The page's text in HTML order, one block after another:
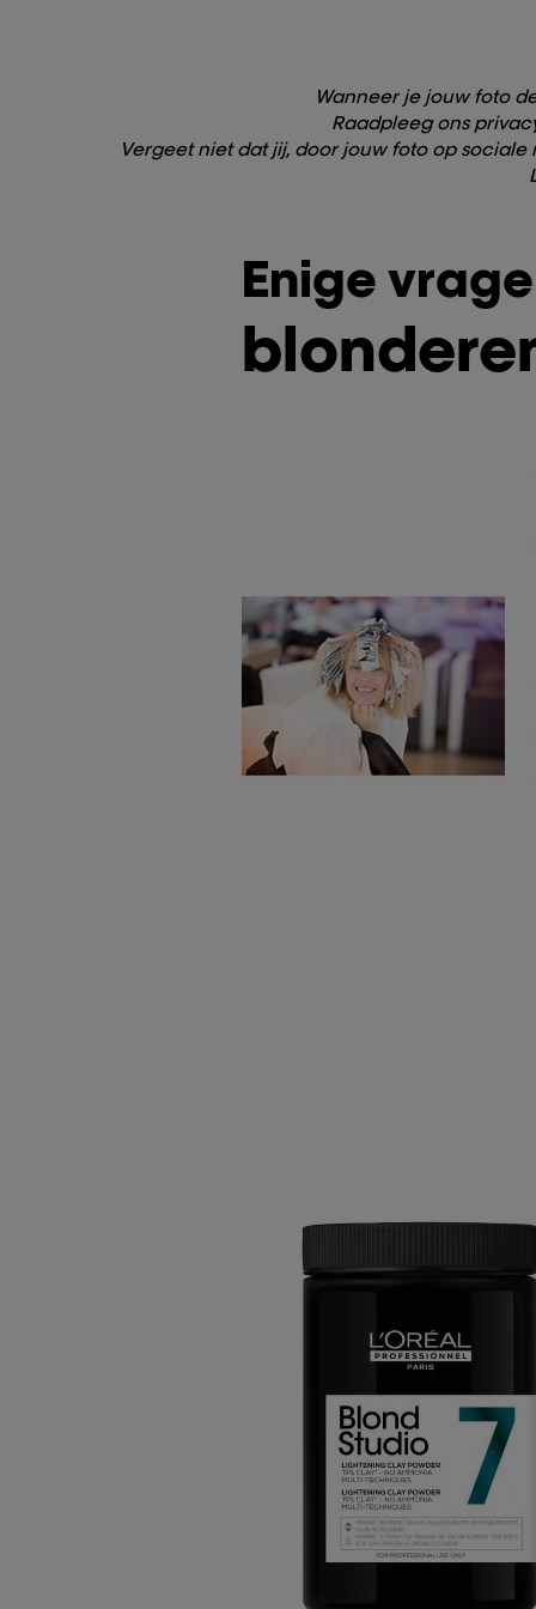
Wanneer je jouw foto
Raadpleeg ons
Vergeet niet dat jij, door jouw foto op
Enige